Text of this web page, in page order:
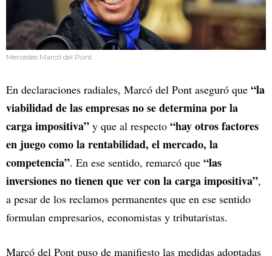
Mercedes Marcó del Pont
En declaraciones radiales, Marcó del Pont aseguró que “la
viabilidad de las empresas no se determina por la
carga impositiva” y que al respecto “hay otros factores
en juego como la rentabilidad, el mercado, la
competencia”. En ese sentido, remarcó que “las
inversiones no tienen que ver con la carga impositiva”,
a pesar de los reclamos permanentes que en ese sentido
formulan empresarios, economistas y tributaristas.
Marcó del Pont puso de manifiesto las medidas adoptadas